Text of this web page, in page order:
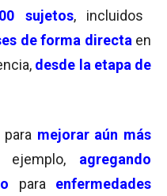
sujetos, incluidos
de forma directa en
desde la etapa de
para mejorar aún más
ejemplo, agregando
para enfermedades